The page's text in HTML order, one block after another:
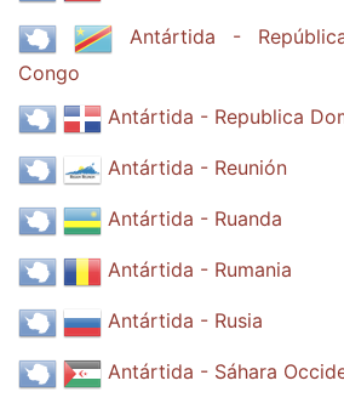
Antártida -
Congo
Antártida - Republica
Antártida - Reunión
Antártida - Ruanda
Antártida - Rumania
Antártida - Rusia
Antártida - Sáhara